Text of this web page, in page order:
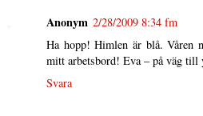
Anonym 2/28/2009 8:34 fm
Ha hopp! Himlen är blå. Våren
mitt arbetsbord! Eva – på väg till
Svara